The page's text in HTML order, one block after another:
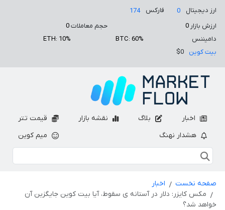
ارز دیجیتال 0 فارکس
174
ارزش بازار0 حجم معاملات0
دامیننس
BTC: 60%
ETH: 10%
بیت کوین
$0
اخبار بلاگ نقشه بازار
قیمت تتر
هشدار نهنگ
میم کوین
صفحه نخست
اخبار
مکس کایزر: دلار در آستانه ی سقوط، آیا بیت کوین جایگزین آن
خواهد شد؟